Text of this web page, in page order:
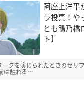
阿座上洋平
ラ投票！や
とも鴨乃橋
ト】
ークを演じられたときのセリ
は触れる…